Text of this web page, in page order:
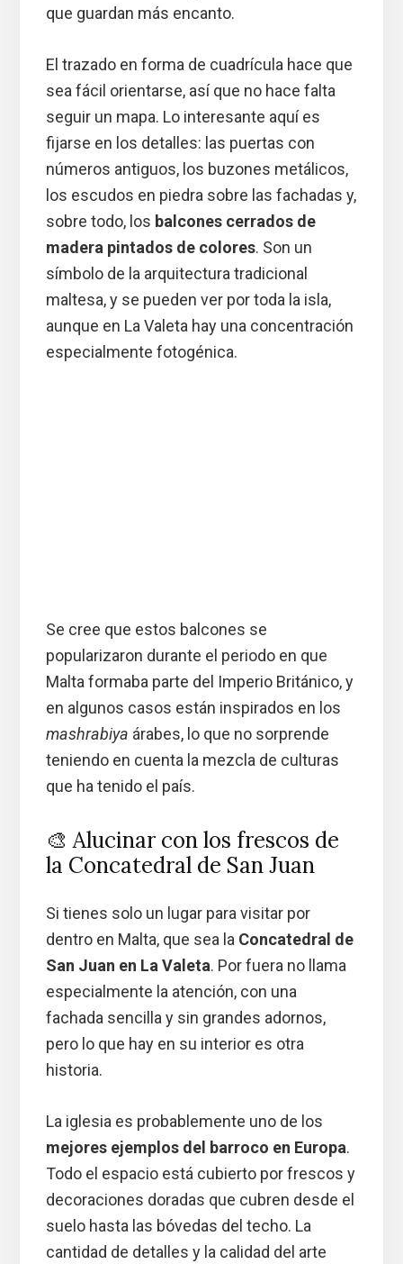
que guardan más encanto.
El trazado en forma de cuadrícula hace que
sea fácil orientarse, así que no hace falta
seguir un mapa. Lo interesante aquí es
fijarse en los detalles: las puertas con
números antiguos, los buzones metálicos,
los escudos en piedra sobre las fachadas y,
sobre todo, los balcones cerrados de
madera pintados de colores. Son un
símbolo de la arquitectura tradicional
maltesa, y se pueden ver por toda la isla,
aunque en La Valeta hay una concentración
especialmente fotogénica.
Se cree que estos balcones se
popularizaron durante el periodo en que
Malta formaba parte del Imperio Británico, y
en algunos casos están inspirados en los
mashrabiya árabes, lo que no sorprende
teniendo en cuenta la mezcla de culturas
que ha tenido el país.
🎨 Alucinar con los frescos de
la Concatedral de San Juan
Si tienes solo un lugar para visitar por
dentro en Malta, que sea la Concatedral de
San Juan en La Valeta. Por fuera no llama
especialmente la atención, con una
fachada sencilla y sin grandes adornos,
pero lo que hay en su interior es otra
historia.
La iglesia es probablemente uno de los
mejores ejemplos del barroco en Europa.
Todo el espacio está cubierto por frescos y
decoraciones doradas que cubren desde el
suelo hasta las bóvedas del techo. La
cantidad de detalles y la calidad del arte